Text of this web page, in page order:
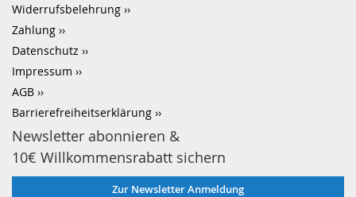
Widerrufsbelehrung
Zahlung
Datenschutz
Impressum
AGB
Barrierefreiheitserklärung
Newsletter abonnieren &
10€ Willkommensrabatt sichern
Zur Newsletter Anmeldung